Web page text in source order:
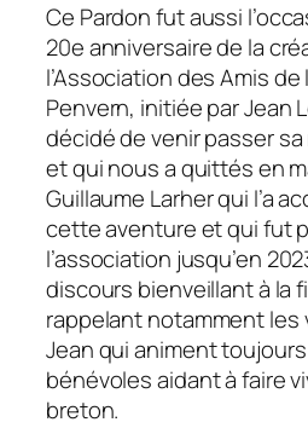
Ce Pardon fut aussi
20e anniversaire de la
l’Association des Amis
Penvern, initiée par Jean
décidé de venir passer
et qui nous a quittés en
Guillaume Larher qui l’a
cette aventure et qui fut
l’association jusqu’en
discours bienveillant à la
rappelant notamment les
Jean qui animent toujours
bénévoles aidant à faire
breton.